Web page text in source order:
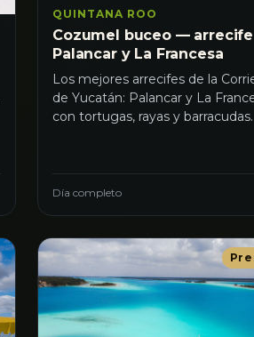
QUINTANA ROO
Cozumel buceo — arrecife
Palancar y La Francesa
Los mejores arrecifes de la
de Yucatán: Palancar y La
con tortugas, rayas y barracudas.
Día completo